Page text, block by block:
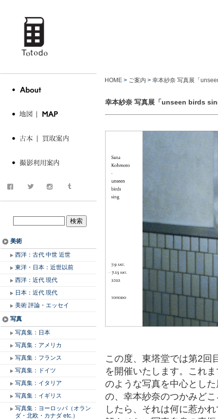
美術
西洋：古代 中世 近世
東洋・日本：近世以前
西洋：近代 現代
日本：近代 現代
美術 評論・エッセイ
写真
写真集：日本
写真集：アメリカ
写真集：フランス
写真集：ドイツ
写真集：イタリア
写真集：イギリス
写真集：ヨーロッパ（オラン
ダ・北欧・カナダ etc.）
HOME > ご案内 > 幸本紗奈 写真展「
幸本紗奈 写真展「unseen birds
この度、東塔堂では第2回
を開催いたします。これ
のような写真を中心とし
の、幸本紗奈のつかみど
したら、それは何に惹か